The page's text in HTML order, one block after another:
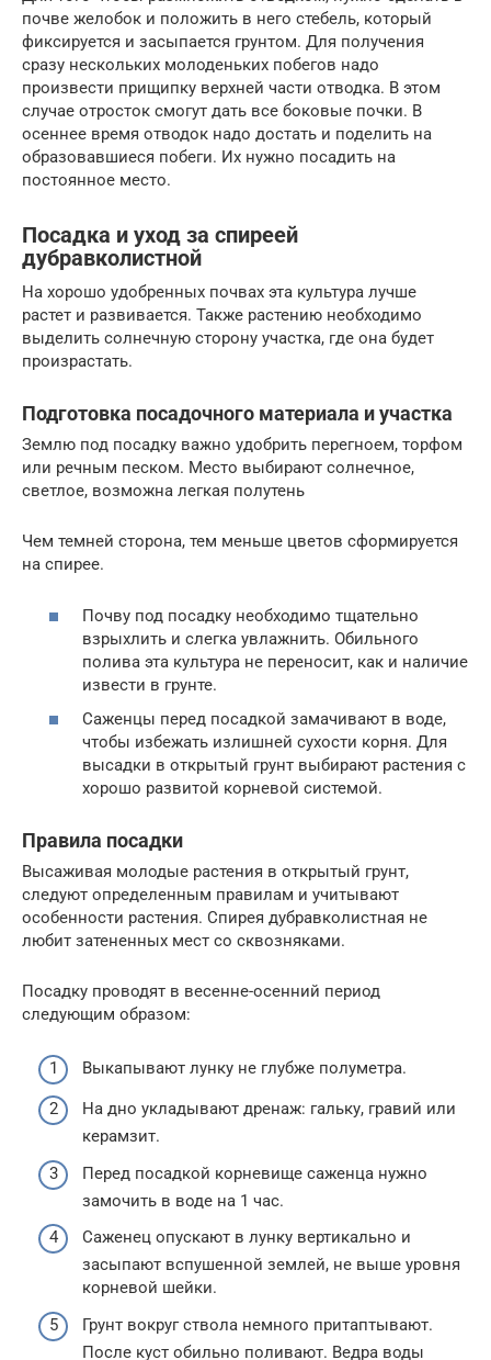
почве желобок и положить в него стебель, который
фиксируется и засыпается грунтом. Для получения
сразу нескольких молоденьких побегов надо
произвести прищипку верхней части отводка. В этом
случае отросток смогут дать все боковые почки. В
осеннее время отводок надо достать и поделить на
образовавшиеся побеги. Их нужно посадить на
постоянное место.
Посадка и уход за спиреей
дубравколистной
На хорошо удобренных почвах эта культура лучше
растет и развивается. Также растению необходимо
выделить солнечную сторону участка, где она будет
произрастать.
Подготовка посадочного материала и участка
Землю под посадку важно удобрить перегноем, торфом
или речным песком. Место выбирают солнечное,
светлое, возможна легкая полутень
Чем темней сторона, тем меньше цветов сформируется
на спирее.
Почву под посадку необходимо тщательно
взрыхлить и слегка увлажнить. Обильного
полива эта культура не переносит, как и наличие
извести в грунте.
Саженцы перед посадкой замачивают в воде,
чтобы избежать излишней сухости корня. Для
высадки в открытый грунт выбирают растения с
хорошо развитой корневой системой.
Правила посадки
Высаживая молодые растения в открытый грунт,
следуют определенным правилам и учитывают
особенности растения. Спирея дубравколистная не
любит затененных мест со сквозняками.
Посадку проводят в весенне-осенний период
следующим образом:
Выкапывают лунку не глубже полуметра.
На дно укладывают дренаж: гальку, гравий или
керамзит.
Перед посадкой корневище саженца нужно
замочить в воде на 1 час.
Саженец опускают в лунку вертикально и
засыпают вспушенной землей, не выше уровня
корневой шейки.
Грунт вокруг ствола немного притаптывают.
После куст обильно поливают. Ведра воды